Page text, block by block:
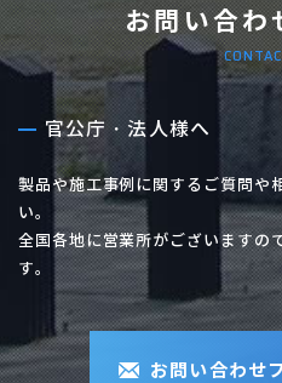
お問い合わ
官公庁・法人様へ
製品や施工事例に関するご質問や
い。
全国各地に営業所がございますの
す。
お問い合わせ